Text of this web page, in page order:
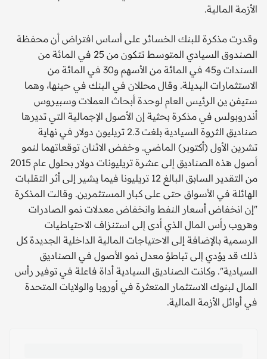
الأزمة المالية.
وقدرت مذكرة للبنك الخسائر على أساس افتراض أن محفظة
الصندوق السيادي المتوسط تتكون من 25 في المائة من
السندات و45 في المائة من الأسهم و30 في المائة من
الاستثمارات البديلة. وقال محللان في البنك في حينها، وهما
ستيفن ين الرئيس العام لوحدة أبحاث العملات وسبيروس
أندروبولس في مذكرة بحثية إن الأصول الإجمالية التي تديرها
صناديق الثروة السيادية بلغت 2.3 تريليون دولار في نهاية
تشرين الأول (أكتوبر) الماضي. وخفض الاثنان توقعاتهما لنمو
أصول هذه الصناديق إلى عشرة تريليونات دولار بحلول عام 2015
من التقدير السابق البالغ 12 تريليونا فيما يشير إلى أثر التقلبات
الهائلة في الأسواق حتى على كبار المستثمرين. وقالت المذكرة
"إن انخفاض أسعار النفط وانخفاض معدلات نمو الصادرات
وهروب رأس المال الذي أدى إلى استنزاف الاحتياطيات
الرسمية بالإضافة إلى الاحتياجات المالية الداخلية الجديدة كل
ذلك قد يؤدي إلى تباطؤ معدل نمو الأصول في الصناديق
السيادية". وكانت الصناديق السيادية أداة فاعلة في توفير رأس
المال لبنوك الاستثمار المتعثرة في أوروبا والولايات المتحدة
في أوائل الأزمة المالية.